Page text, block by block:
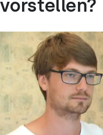
vorstellen?